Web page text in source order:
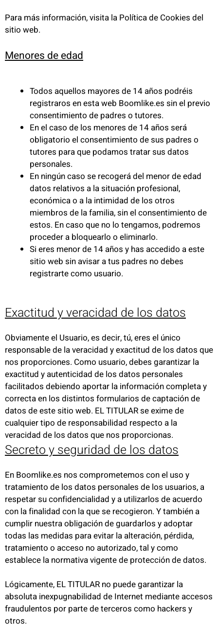
Para más información, visita la Política de Cookies del
sitio web.
Menores de edad
Todos aquellos mayores de 14 años podréis
registraros en esta web Boomlike.es sin el previo
consentimiento de padres o tutores.
En el caso de los menores de 14 años será
obligatorio el consentimiento de sus padres o
tutores para que podamos tratar sus datos
personales.
En ningún caso se recogerá del menor de edad
datos relativos a la situación profesional,
económica o a la intimidad de los otros
miembros de la familia, sin el consentimiento de
estos. En caso que no lo tengamos, podremos
proceder a bloquearlo o eliminarlo.
Si eres menor de 14 años y has accedido a este
sitio web sin avisar a tus padres no debes
registrarte como usuario.
Exactitud y veracidad de los datos
Obviamente el Usuario, es decir, tú, eres el único
responsable de la veracidad y exactitud de los datos que
nos proporciones. Como usuario, debes garantizar la
exactitud y autenticidad de los datos personales
facilitados debiendo aportar la información completa y
correcta en los distintos formularios de captación de
datos de este sitio web. EL TITULAR se exime de
cualquier tipo de responsabilidad respecto a la
veracidad de los datos que nos proporcionas.
Secreto y seguridad de los datos
En Boomlike.es nos comprometemos con el uso y
tratamiento de los datos personales de los usuarios, a
respetar su confidencialidad y a utilizarlos de acuerdo
con la finalidad con la que se recogieron. Y también a
cumplir nuestra obligación de guardarlos y adoptar
todas las medidas para evitar la alteración, pérdida,
tratamiento o acceso no autorizado, tal y como
establece la normativa vigente de protección de datos.
Lógicamente, EL TITULAR no puede garantizar la
absoluta inexpugnabilidad de Internet mediante accesos
fraudulentos por parte de terceros como hackers y
otros.